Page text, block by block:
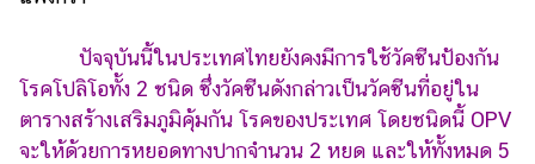
ปัจจุบันนี้ในประเทศไทยยังคงมีการใช้วัคซีนป้องกัน
โรคโปลิโอทั้ง 2 ชนิด ซึ่งวัคซีนดังกล่าวเป็นวัคซีนที่อยู่ใน
ตารางสร้างเสริมภูมิคุ้มกัน โรคของประเทศ โดยชนิดนี้ OPV
จะให้ด้วยการหยอดทางปากจำนวน 2 หยด และให้ทั้งหมด 5